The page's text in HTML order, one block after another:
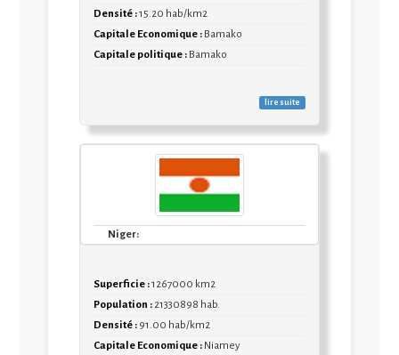
Densité :15.20 hab/km2
Capitale Economique : Bamako
Capitale politique : Bamako
lire suite
Niger:
Superficie :1267000 km2
Population : 21330898 hab.
Densité : 91.00 hab/km2
Capitale Economique : Niamey